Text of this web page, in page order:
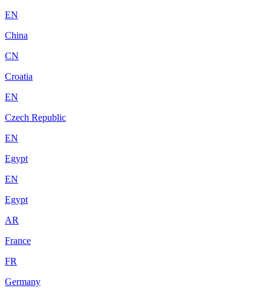
EN
China
CN
Croatia
EN
Czech Republic
EN
Egypt
EN
Egypt
AR
France
FR
Germany